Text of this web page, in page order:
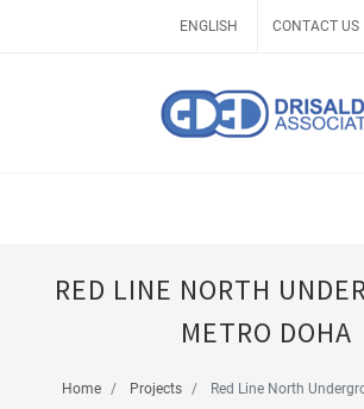
ENGLISH CONTACT US
RED LINE NORTH
METRO DOHA
Home Projects Red Line North